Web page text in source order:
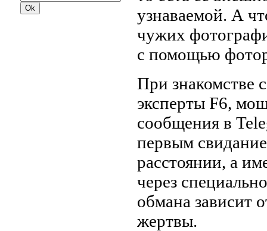
узнаваемой. А
чужих
с помощью
При знакомстве
эксперты F6,
сообщения в
первым
расстоянии, а
через
обмана зависит
жертвы.